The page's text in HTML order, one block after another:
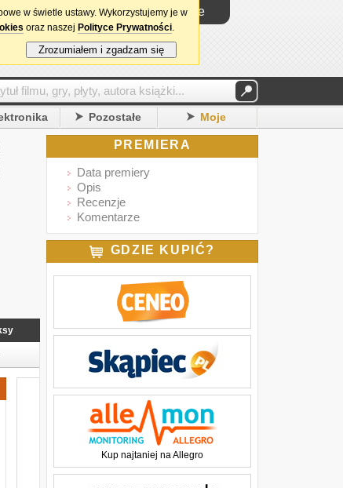
Logowanie
Pozostałe Moje
PREMIERA
Data premiery
Opis
Recenzje
Komentarze
GDZIE KUPIĆ?
Kup najtaniej na Allegro
w świetle ustawy. Wykorzystujemy je w
oraz naszej Polityce Prywatności.
Zrozumiałem i zgadzam się